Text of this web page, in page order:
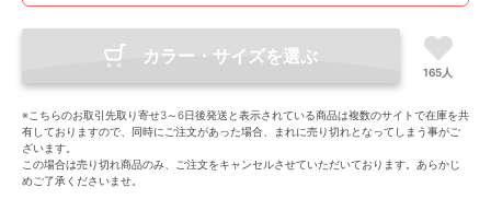
カラー・サイズを選ぶ
165人
※こちらのお取引先取り寄せ3～6日後発送と表示されている商品は複数のサイトで在庫を共
有しておりますので、同時にご注文があった場合、まれに売り切れとなってしまう事がご
ざいます。
この場合は売り切れ商品のみ、ご注文をキャンセルさせていただいております。あらかじ
めご了承くださいませ。